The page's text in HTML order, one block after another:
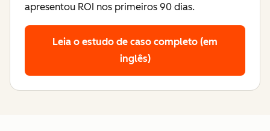
apresentou ROI nos primeiros 90 dias.
Leia o estudo de caso completo (em
inglês)